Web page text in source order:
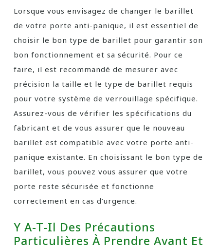
Lorsque vous envisagez de changer le barillet
de votre porte anti-panique, il est essentiel de
choisir le bon type de barillet pour garantir son
bon fonctionnement et sa sécurité. Pour ce
faire, il est recommandé de mesurer avec
précision la taille et le type de barillet requis
pour votre système de verrouillage spécifique.
Assurez-vous de vérifier les spécifications du
fabricant et de vous assurer que le nouveau
barillet est compatible avec votre porte anti-
panique existante. En choisissant le bon type de
barillet, vous pouvez vous assurer que votre
porte reste sécurisée et fonctionne
correctement en cas d’urgence.
Y A-T-Il Des Précautions
Particulières À Prendre Avant Et